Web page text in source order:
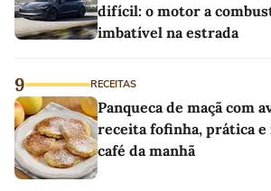
difícil: o motor a
imbatível na estrada
9 RECEITAS
Panqueca de maçã com
receita fofinha, prática
café da manhã